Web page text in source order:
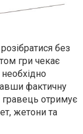
без
гри чекає
фактичну
гравець отримує
жетони та